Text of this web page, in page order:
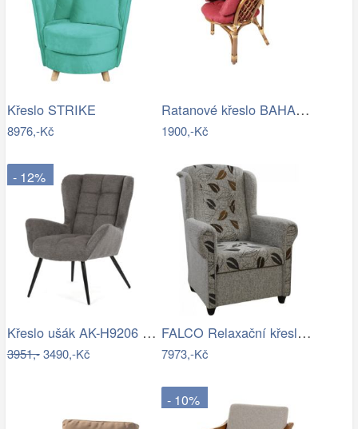
Křeslo STRIKE
8976,-Kč
Ratanové křeslo BAHAMA tmavé - XL polstr
1900,-Kč
- 12%
Křeslo ušák AK-H9206 Autronic
3951,-3490,-Kč
FALCO Relaxační křeslo ušák Jakub…
7973,-Kč
- 10%